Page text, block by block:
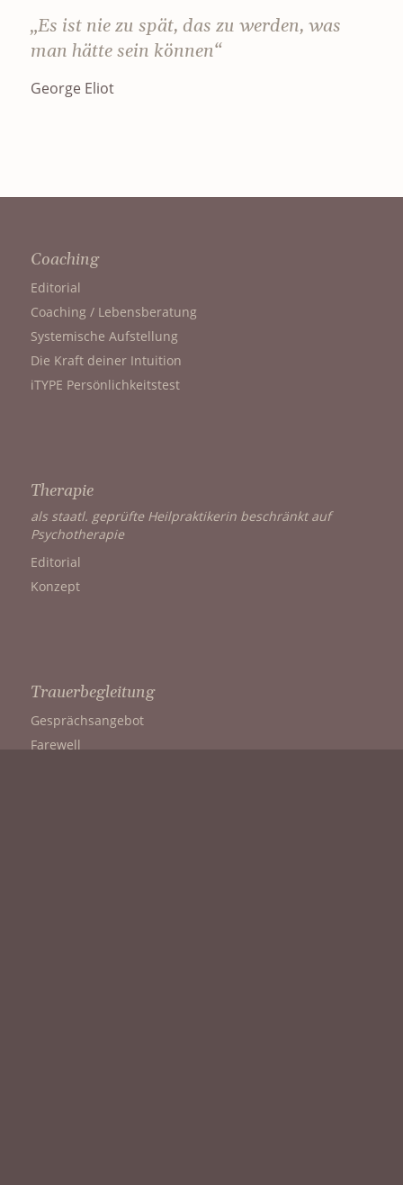
„Es ist nie zu spät, das zu werden, was
man hätte sein können“
George Eliot
Coaching
Editorial
Coaching / Lebensberatung
Systemische Aufstellung
Die Kraft deiner Intuition
iTYPE Persönlichkeitstest
Therapie
als staatl. geprüfte Heilpraktikerin beschränkt auf
Psychotherapie
Editorial
Konzept
Trauerbegleitung
Gesprächsangebot
Farewell